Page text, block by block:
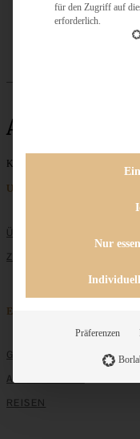
Antipasti
Keine Beiträge gefunden
Unternehmen
ÜBER MICH
ZUSAMMENARBEIT
Entdecken
GRUNDLAGEN
ALLE REZEPTE
REISEN
für den Zugriff auf
erforderlich.
Nur
Präferenzen